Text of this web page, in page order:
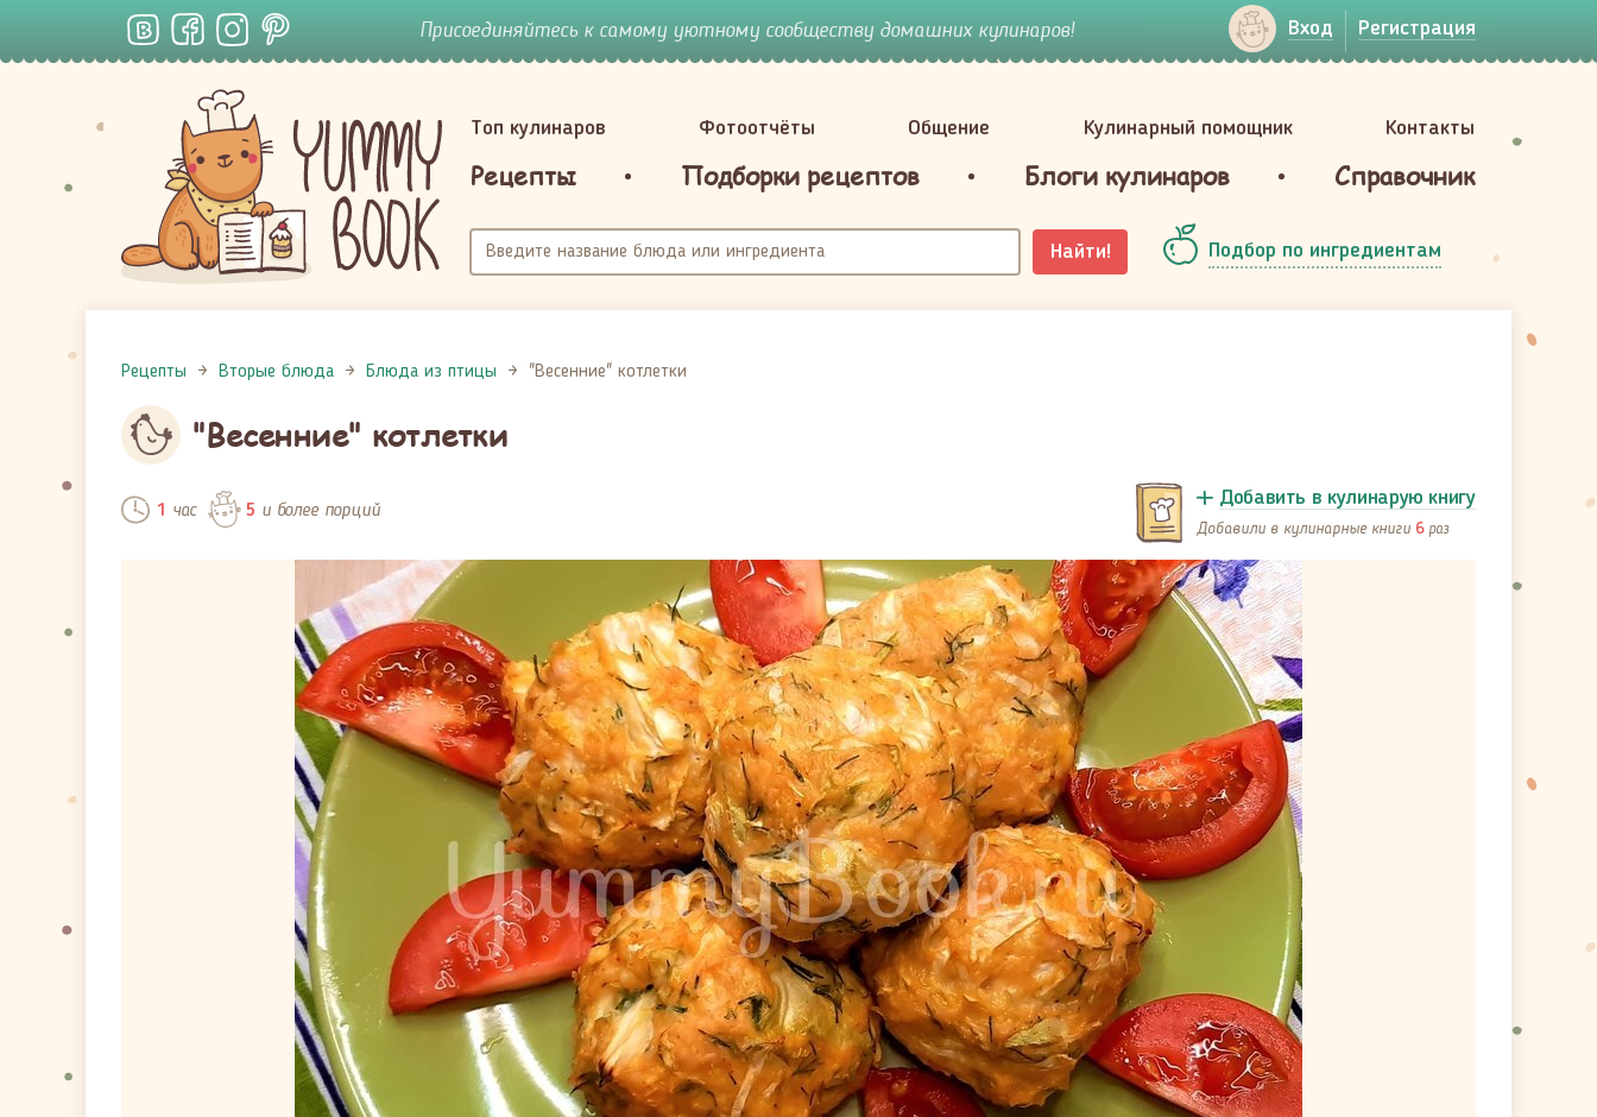
Присоединяйтесь к самому уютному сообществу домашних кулинаров! Вход Регистрация
Топ кулинаров Фотоотчёты Общение Кулинарный помощник Контакты
Рецепты Подборки рецептов Блоги кулинаров Справочник
Найти! Подбор по ингредиентам
Рецепты Вторые блюда Блюда из птицы "Весенние" котлетки
"Весенние" котлетки
1 час 5 и более порций Добавить в кулинарую книгу
Добавили в кулинарные книги 6 раз